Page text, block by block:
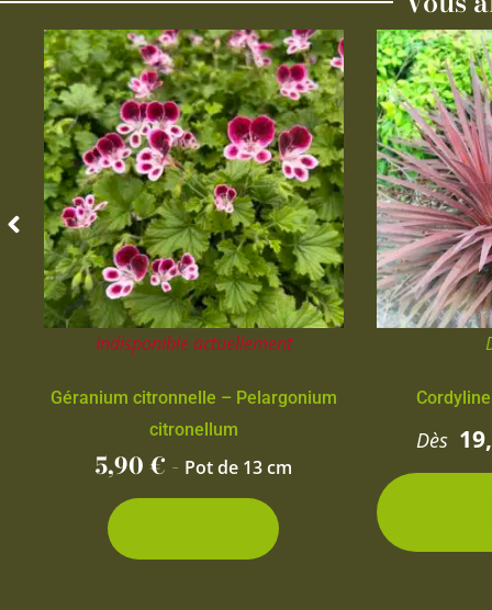
Indisponible actuellement
Géranium citronnelle – Pelargonium
citronellum
5,90€ - Pot de 13 cm
Dès